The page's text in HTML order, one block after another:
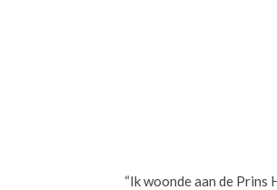
“Ik woonde aan de Prins